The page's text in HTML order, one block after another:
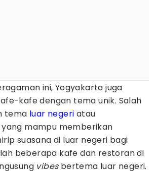
ini, Yogyakarta juga
kafe dengan tema unik. Salah
tema luar negeri atau
mampu memberikan
suasana di luar negeri bagi
beberapa kafe dan restoran di
vibesbertema luar negeri.